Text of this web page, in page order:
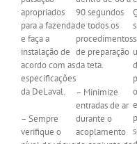
apropriados
para a fazenda
e faça a
instalação de
acordo com as
especificações
da DeLaval.
– Sempre
verifique o
90 segundos
de todos os
procedimentos
de preparação
da teta.
– Minimize
entradas de ar
durante o
acoplamento